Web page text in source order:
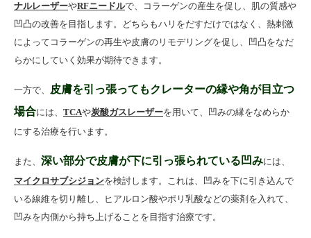
ナルレーザーやRFニードルで、コラーゲンの産生を促し、肌の質感や
凹凸の改善を目指します。どちらもハリをだすだけではなく、熱刺激
によってコラーゲンの再生や皮膚のリモデリングを促し、凹凸をなだ
らかにしていく効果が期待できます。
一方で、
皮膚を引っ張ってもクレーターの縁や角が目立つ
場合には、 TCAや炭酸ガスレーザーを用いて、凹みの縁をなめらか
にする治療を行います。
また、 深い部分で皮膚が下に引っ張られている凹みには、
マイクロサブシジョンを検討します。これは、凹みを下に引き込んで
いる線維を切り離し、ヒアルロン酸やポリ乳酸などの薬剤を入れて、
凹みを内側から持ち上げることを目指す治療です。